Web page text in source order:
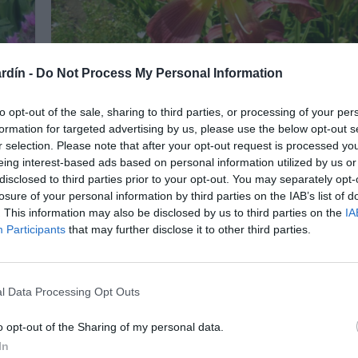
- Do Not Process My Personal Information
opt-out of the sale, sharing to third parties, or processing of your
for targeted advertising by us, please use the below opt-out
selection. Please note that after your opt-out request is processed
interest-based ads based on personal information utilized by us
to third parties prior to your opt-out. You may separately
of your personal information by third parties on the IAB’s list of
This information may also be disclosed by us to third parties on the
Participants that may further disclose it to other third parties.
Data Processing Opt Outs
opt-out of the Sharing of my personal data.
Hemerocallis «Yaba Daba Do»
18 agosto, 2018 Marisol Huesca
0 comentarios
Dificultad baja
Planta herbácea perenne de hojas alargadas de color
verde que crecen directamente desde el suelo.
Inflorescencias erectas de grandes flores en forma de
soleada o parcialmente soleada. Suelo bien drenado.
Leer más